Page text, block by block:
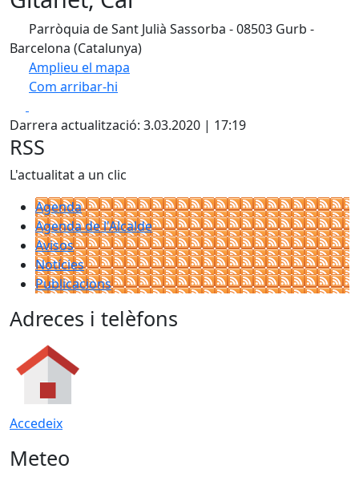
Parròquia de Sant Julià Sassorba - 08503 Gurb -
Barcelona (Catalunya)
Amplieu el mapa
Com arribar-hi
+
−
Darrera actualització: 3.03.2020 | 17:19
RSS
L'actualitat a un clic
Agenda
Agenda de l'Alcalde
Avisos
Notícies
Publicacions
Adreces i telèfons
Accedeix
Meteo